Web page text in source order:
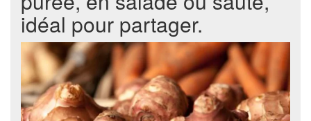
idéal pour partager.